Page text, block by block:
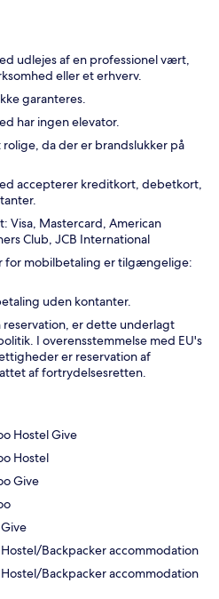
udlejes af en professionel vært,
eller et erhverv.
garanteres.
har ingen elevator.
da der er brandslukker på
accepterer kreditkort, debetkort,
Visa, Mastercard, American
Club, JCB International
for mobilbetaling er tilgængelige:
uden kontanter.
reservation, er dette underlagt
I overensstemmelse med EU's
er reservation af
af fortrydelsesretten.
Hostel Give
Hostel
Give
Backpacker accommodation
Backpacker accommodation